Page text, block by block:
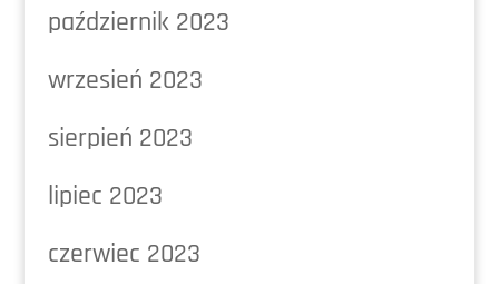
październik 2023
wrzesień 2023
sierpień 2023
lipiec 2023
czerwiec 2023